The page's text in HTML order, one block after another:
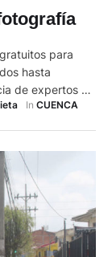
para
hasta
de expertos en
el
In CUENCA